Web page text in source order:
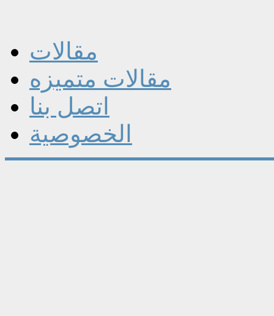
مقالات
مقالات متميزه
اتصل بنا
الخصوصية